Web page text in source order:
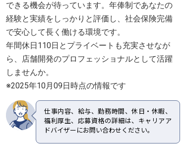
できる機会が待っています。年俸制であなたの
経験と実績をしっかりと評価し、社会保険完備
で安心して長く働ける環境です。
年間休日110日とプライベートも充実させなが
ら、店舗開発のプロフェッショナルとして活躍
しませんか。
※2025年10月09日時点の情報です
仕事内容、給与、勤務時間、休日・休暇、
福利厚生、応募資格の詳細は、キャリアア
ドバイザーにお問い合わせください。